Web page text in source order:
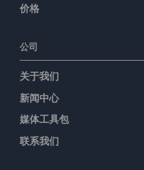
价格
公司
关于我们
新闻中心
媒体工具包
联系我们